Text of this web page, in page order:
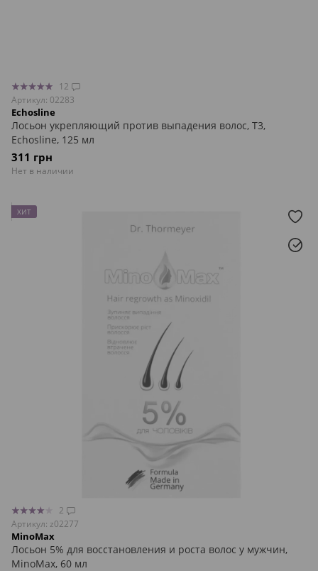
12
Артикул: 02283
Echosline
Лосьон укрепляющий против выпадения волос, T3,
Echosline, 125 мл
311 грн
Нет в наличии
ХИТ
2
Артикул: z02277
MinoMax
Лосьон 5% для восстановления и роста волос у мужчин,
MinoMax, 60 мл